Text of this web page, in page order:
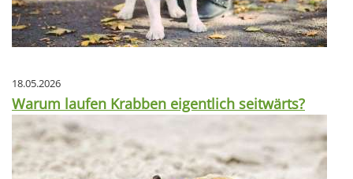
18.05.2026
Warum laufen Krabben eigentlich seitwärts?